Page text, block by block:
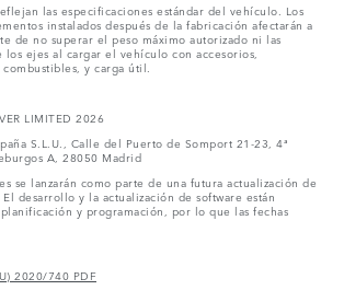
las especificaciones estándar del vehículo. Los
instalados después de la fabricación afectarán a
de no superar el peso máximo autorizado ni las
los ejes al cargar el vehículo con accesorios,
y carga útil.
LIMITED 2026
S.L.U., Calle del Puerto de Somport 21-23, 4ª
A, 28050 Madrid
se lanzarán como parte de una futura actualización de
desarrollo y la actualización de software están
y programación, por lo que las fechas
2020/740 PDF